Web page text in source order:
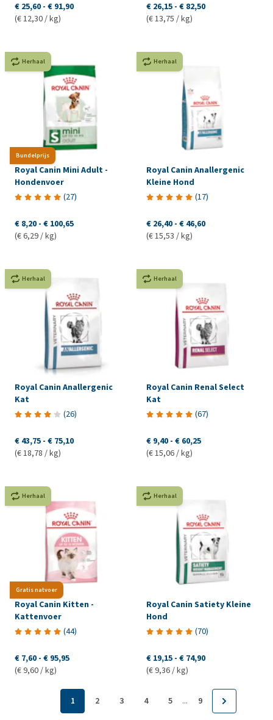
€ 25,60 - € 91,90
(€ 12,30 / kg)
€ 26,15 - € 82,50
(€ 13,75 / kg)
Bundelprijs
Herhaal
Royal Canin Mini Adult -
Hondenvoer
(27)
€ 8,20 - € 100,65
(€ 6,29 / kg)
Herhaal
Royal Canin Anallergenic
Kleine Hond
(17)
€ 26,40 - € 46,60
(€ 15,53 / kg)
Herhaal
Royal Canin Anallergenic
Kat
(26)
€ 43,75 - € 75,10
(€ 18,78 / kg)
Herhaal
Royal Canin Renal Select
Kat
(67)
€ 9,40 - € 60,25
(€ 15,06 / kg)
Gratis natvoer
Herhaal
Royal Canin Kitten -
Kattenvoer
(44)
€ 7,60 - € 95,95
(€ 9,60 / kg)
Herhaal
Royal Canin Satiety Kleine
Hond
(70)
€ 19,15 - € 74,90
(€ 9,36 / kg)
1 2 3 4 5 ... 9